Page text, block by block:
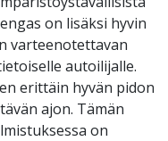
on lisäksi hyvin
varteenotettavan
autoilijalle.
erittäin hyvän pidon
ajon. Tämän
on